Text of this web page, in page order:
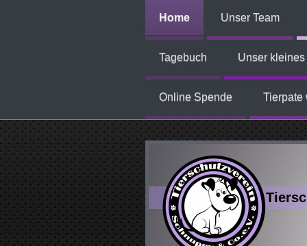
Home Unser Team
Tagebuch Unser
Online Spende Tierpate